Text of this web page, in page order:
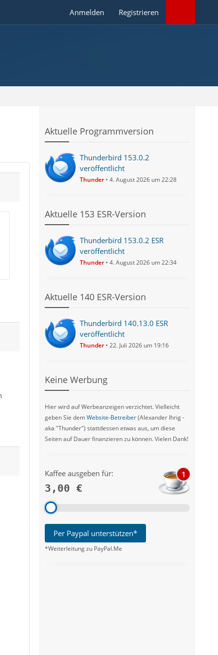
Anmelden Registrieren
Aktuelle Programmversion
Thunderbird 153.0.2
veröffentlicht
Thunder 4. August 2026 um 22:28
Aktuelle 153 ESR-Version
Thunderbird 153.0.2 ESR
veröffentlicht
Thunder 4. August 2026 um 22:34
Aktuelle 140 ESR-Version
Thunderbird 140.13.0 ESR
veröffentlicht
Thunder 22. Juli 2026 um 19:16
Keine Werbung
Hier wird auf Werbeanzeigen verzichtet. Vielleicht
geben Sie demWebsite-Betreiber(Alexander Ihrig -
aka "Thunder") stattdessen etwas aus, um diese
Seiten auf Dauer finanzieren zu können. Vielen Dank!
Kaffee ausgeben für:
3,00 €
1
Per Paypal unterstützen*
*Weiterleitung zu PayPal.Me